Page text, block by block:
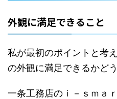
外観に満足できること
私が最初のポイントと考
の外観に満足できるかど
一条工務店のｉ－ｓｍａ